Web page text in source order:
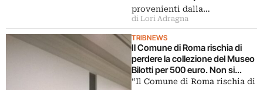
provenienti dalla…
di Lori Adragna
TRIBNEWS
Il Comune di Roma rischia di
perdere la collezione del Museo
Bilotti per 500 euro. Non si
trovano i soldi per assicurare il
“Il Comune di Roma rischia di